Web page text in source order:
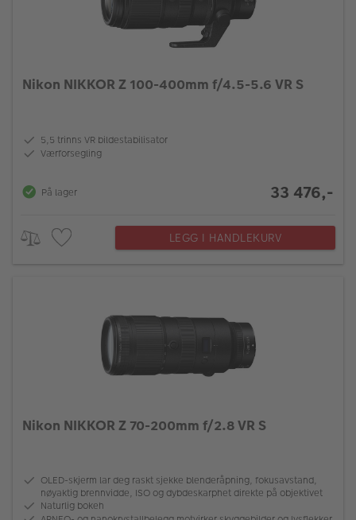
Nikon NIKKOR Z 100-400mm f/4.5-5.6 VR S
5,5 trinns VR bildestabilisator
Værforsegling
På lager 33 476,-
LEGG I HANDLEKURV
Nikon NIKKOR Z 70-200mm f/2.8 VR S
OLED-skjerm lar deg raskt sjekke blenderåpning, fokusavstand,
nøyaktig brennvidde, ISO og dybdeskarphet direkte på objektivet
Naturlig bokeh